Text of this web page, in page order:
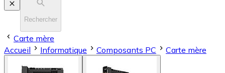
Rechercher
Carte mère
Accueil
Informatique Composants PC Carte mère